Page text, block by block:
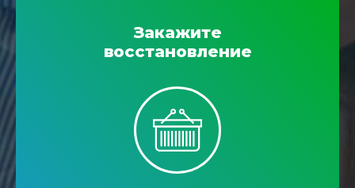
Закажите
восстановление